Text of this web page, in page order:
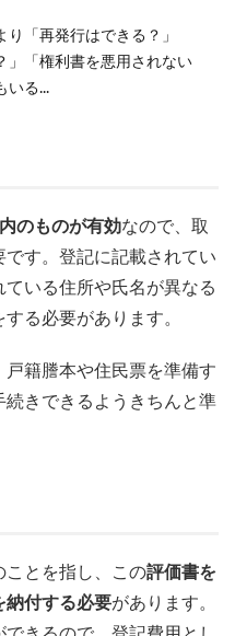
「再発行はできる？」
」「権利書を悪用されない
いる...
のものが有効なので、取
す。登記に記載されてい
いる住所や氏名が異なる
る必要があります。
籍謄本や住民票を準備す
きできるようきちんと準
ことを指し、この評価書を
納付する必要があります。